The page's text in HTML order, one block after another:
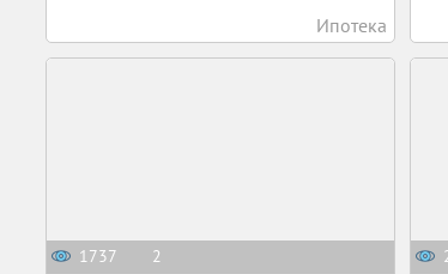
Ипотека
1737 2